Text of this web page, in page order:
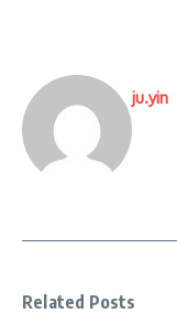
ju.yin
Related Posts